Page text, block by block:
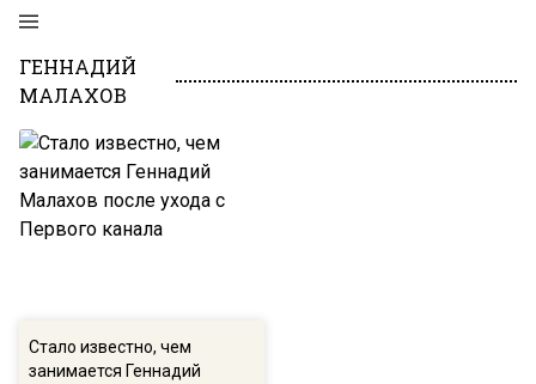
ГЕННАДИЙ
МАЛАХОВ
Стало известно, чем
занимается Геннадий